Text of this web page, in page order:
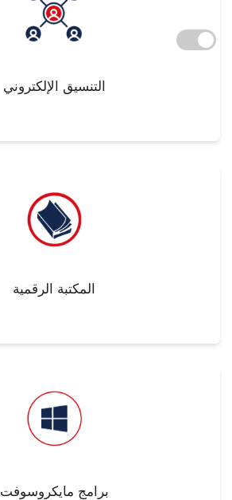
التنسيق الإلكتروني
المكتبة الرقمية
برامج مايكروسوفت